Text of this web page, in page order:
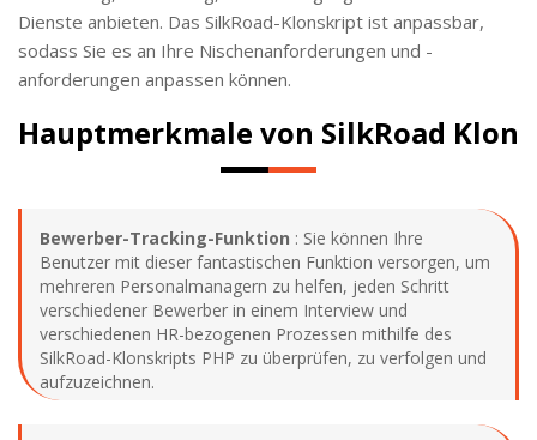
Dienste anbieten. Das SilkRoad-Klonskript ist anpassbar,
sodass Sie es an Ihre Nischenanforderungen und -
anforderungen anpassen können.
Hauptmerkmale von SilkRoad Klon
Bewerber-Tracking-Funktion : Sie können Ihre
Benutzer mit dieser fantastischen Funktion versorgen, um
mehreren Personalmanagern zu helfen, jeden Schritt
verschiedener Bewerber in einem Interview und
verschiedenen HR-bezogenen Prozessen mithilfe des
SilkRoad-Klonskripts PHP zu überprüfen, zu verfolgen und
aufzuzeichnen.